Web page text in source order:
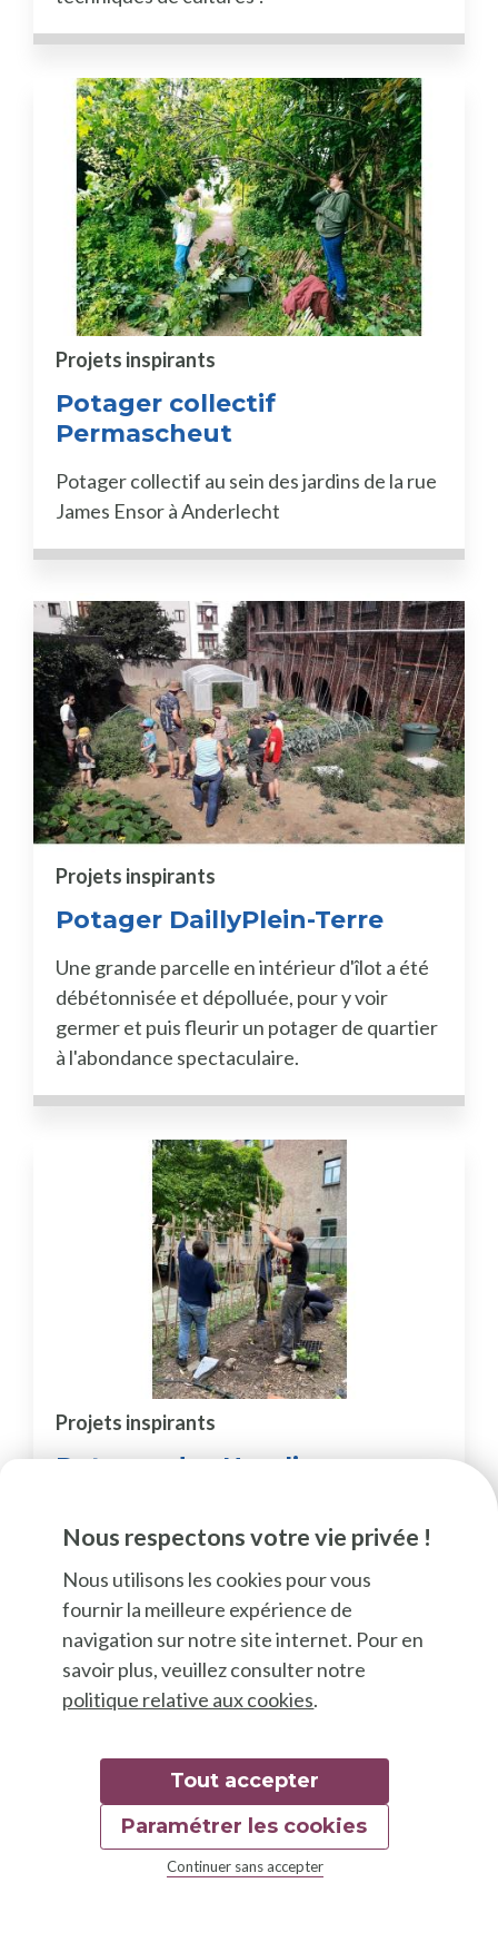
Nous respectons votre vie privée !
Nous utilisons les cookies pour vous
fournir la meilleure expérience de
navigation sur notre site internet. Pour en
savoir plus, veuillez consulter notre
politique relative aux cookies.
Tout accepter
Continuer sans accepter
Paramétrer les cookies
Potager collectif
Permascheut
Projets inspirants
Potager collectif au sein des jardins de la rue
James Ensor à Anderlecht
Potager DaillyPlein-Terre
Projets inspirants
Une grande parcelle en intérieur d'îlot a été
débétonnisée et dépolluée, pour y voir
germer et puis fleurir un potager de quartier
à l'abondance spectaculaire.
Potager des Ursulines
Projets inspirants
Projets inspirants